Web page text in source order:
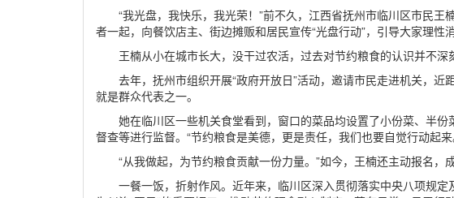
“我光盘，我快乐，我光荣！”前不久，江西省抚州市临川区市民
者一起，向餐饮店主、街边摊贩和居民宣传“光盘行动”，引导大家理性
王楠从小在城市长大，没干过农活，过去对节约粮食的认识并不深
去年，抚州市组织开展“政府开放日”活动，邀请市民走进机关，
就是群众代表之一。
她在临川区一些机关食堂看到，窗口的菜品均设置了小份菜、半
督查等进行监督。“节约粮食是美德，更是责任，我们也要自觉行动起来
“从我做起，为节约粮食贡献一份力量。”如今，王楠还主动报名，
一餐一饭，折射作风。近年来，临川区深入贯彻落实中央八项规定